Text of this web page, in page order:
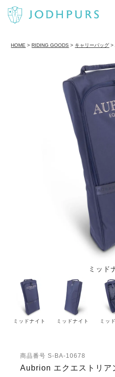
HOME RIDING GOODS キャリーバッグ
ミッド
ミッドナイト ミッドナイト ミッ
商品番号 S-BA-10678
Aubrion エクエストリア